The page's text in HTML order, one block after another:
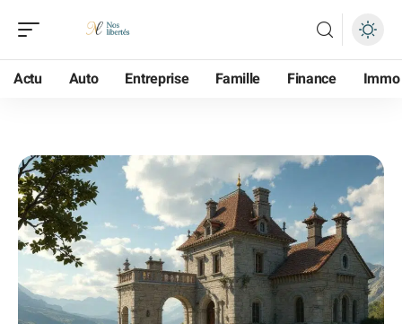
Actu Auto Entreprise Famille Finance Immo